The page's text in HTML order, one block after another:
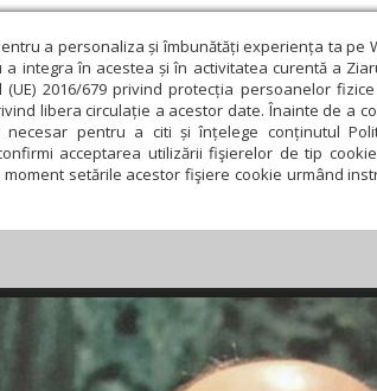
a personaliza și îmbunătăți experiența ta pe
integra în acestea și în activitatea curentă a
2016/679 privind protecția persoanelor
libera circulație a acestor date. Înainte de a
pentru a citi și înțelege conținutul
acceptarea utilizării fişierelor de tip
setările acestor fişiere cookie urmând